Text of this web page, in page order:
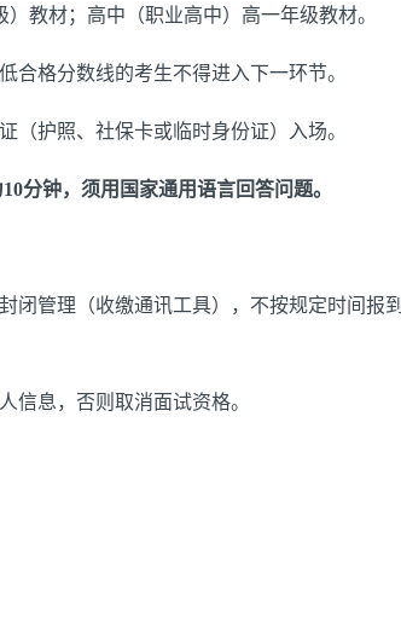
）教材；高中 （职业高中） 高一年级教材。
合格分数线的考生不得进入下一环节。
（护照、社保卡或临时身份证）入场。
10分钟，须用国家通用语言回答问题。
闭管理（收缴通讯工具），不按规定时间报到
信息，否则取消面试资格。